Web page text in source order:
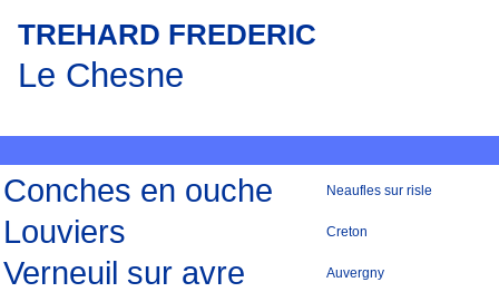
TREHARD FREDERIC
Le Chesne
Conches en ouche Neaufles sur risle
Louviers Creton
Verneuil sur avre Auvergny